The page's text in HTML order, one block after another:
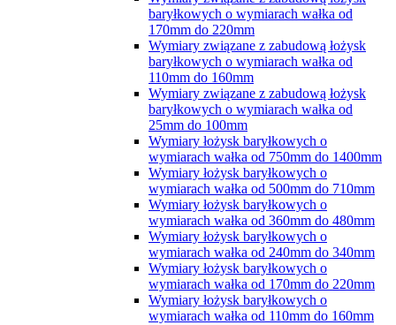
baryłkowych o wymiarach wałka od
170mm do 220mm
Wymiary związane z zabudową łożysk
baryłkowych o wymiarach wałka od
110mm do 160mm
Wymiary związane z zabudową łożysk
baryłkowych o wymiarach wałka od
25mm do 100mm
Wymiary łożysk baryłkowych o
wymiarach wałka od 750mm do 1400mm
Wymiary łożysk baryłkowych o
wymiarach wałka od 500mm do 710mm
Wymiary łożysk baryłkowych o
wymiarach wałka od 360mm do 480mm
Wymiary łożysk baryłkowych o
wymiarach wałka od 240mm do 340mm
Wymiary łożysk baryłkowych o
wymiarach wałka od 170mm do 220mm
Wymiary łożysk baryłkowych o
wymiarach wałka od 110mm do 160mm